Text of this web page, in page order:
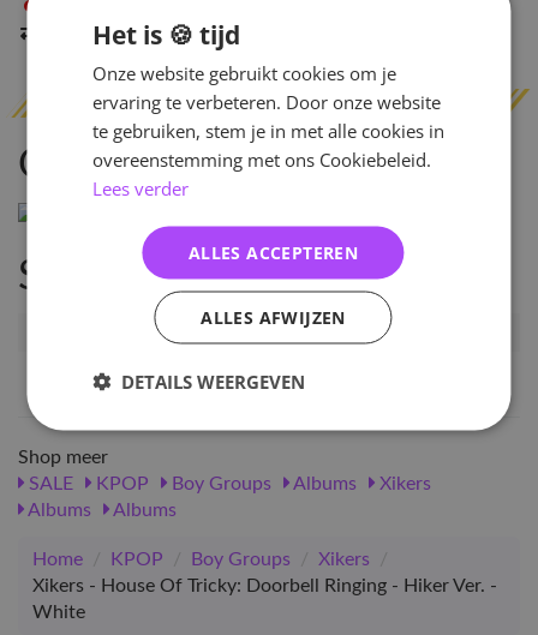
Indien op voorraadbinnen 2 werkdagen
Omschrijving
Specificaties
Artikelnummer
78581
EAN nummer
Shop meer
SALE
KPOP Boy Groups Albums
Xikers
Albums
Albums
Home / KPOP / Boy Groups / Xikers
/
Xikers - House Of Tricky: Doorbell Ringing - Hiker Ver. -
White
Het is 🍪 tijd
Onze website gebruikt cookies om je
ervaring te verbeteren. Door onze website
te gebruiken, stem je in met alle cookies in
overeenstemming met ons Cookiebeleid.
Lees verder
ALLES ACCEPTEREN
ALLES AFWIJZEN
DETAILS WEERGEVEN